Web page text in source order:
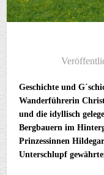
Geschichte und
Wanderführerin
und die idyllisch
Bergbauern im
Prinzessinnen
Unterschlupf